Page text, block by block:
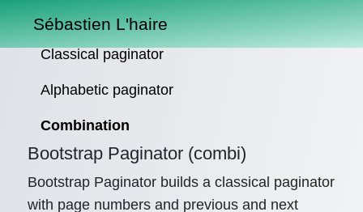
Sébastien L'haire
Classical paginator
Alphabetic paginator
Combination
Bootstrap Paginator (combi)
Bootstrap Paginator builds a classical paginator
with page numbers and previous and next